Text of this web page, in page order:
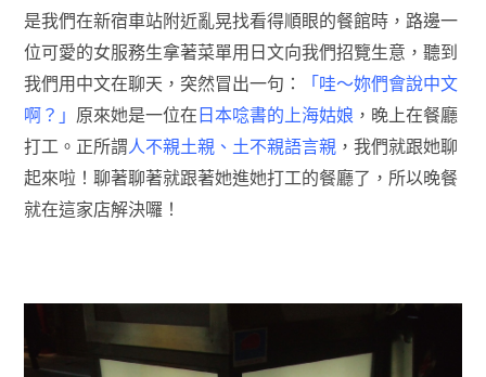
是我們在新宿車站附近亂晃找看得順眼的餐館時，路邊一
位可愛的女服務生拿著菜單用日文向我們招覽生意，聽到
我們用中文在聊天，突然冒出一句：
「哇～妳們會說中文
啊？」 原來她是一位在 日本唸書的上海姑娘 ，晚上在餐廳
打工。正所謂人不親土親、土不親語言親，我們就跟她聊
起來啦！聊著聊著就跟著她進她打工的餐廳了，所以晚餐
就在這家店解決囉！